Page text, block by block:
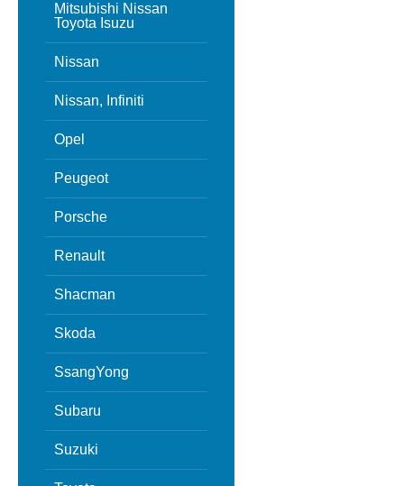
Mitsubishi Nissan
Toyota Isuzu
Nissan
Nissan, Infiniti
Opel
Peugeot
Porsche
Renault
Shacman
Skoda
SsangYong
Subaru
Suzuki